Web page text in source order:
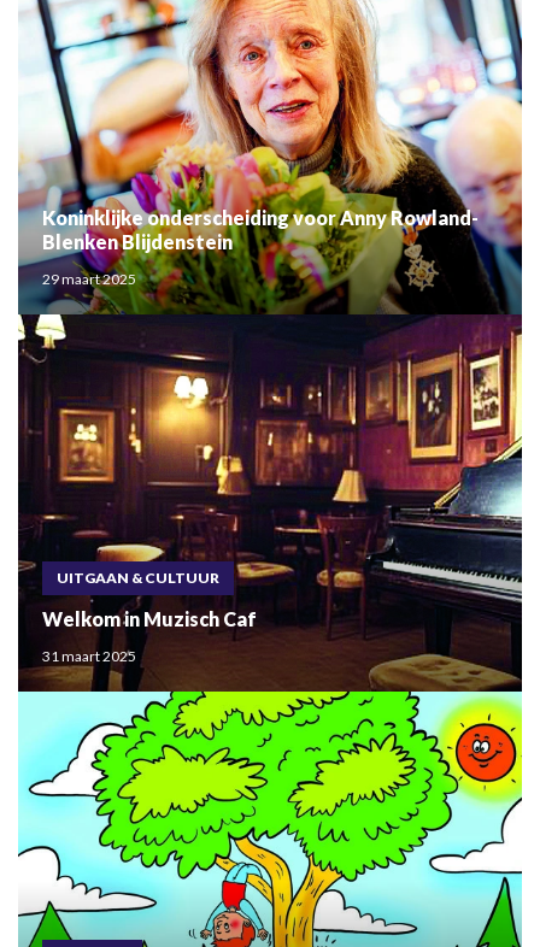
Koninklijke onderscheiding voor Anny Rowland-
Blenken Blijdenstein
29 maart 2025
UITGAAN & CULTUUR
Welkom in Muzisch Caf
31 maart 2025